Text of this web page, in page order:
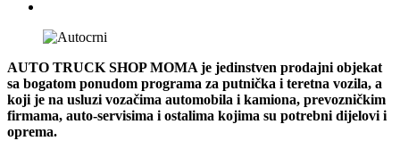
AUTO TRUCK SHOP MOMA je jedinstven prodajni objekat
sa bogatom ponudom programa za putnička i teretna vozila, a
koji je na usluzi vozačima automobila i kamiona, prevozničkim
firmama, auto-servisima i ostalima kojima su potrebni dijelovi i
oprema.